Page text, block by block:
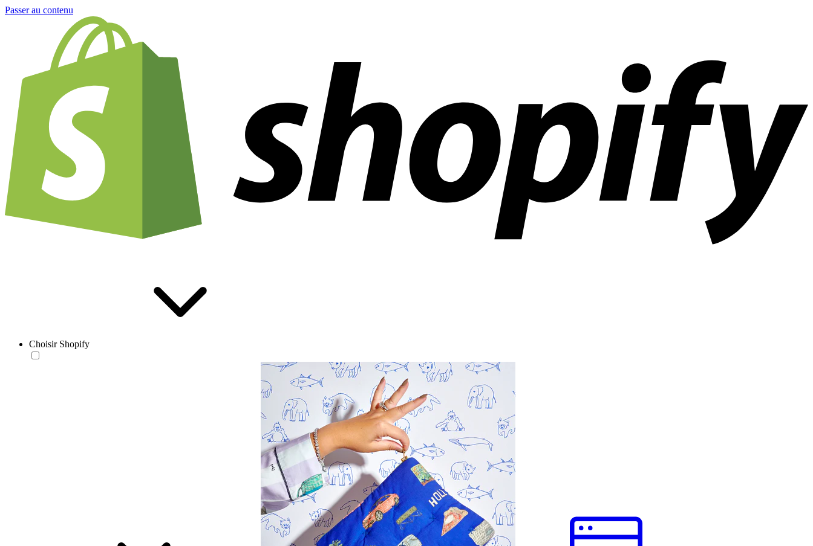
Passer au contenu
Choisir Shopify